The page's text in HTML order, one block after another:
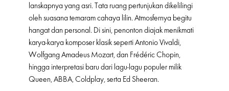
lanskapnya yang asri. Tata ruang pertunjukan dikelilingi
oleh suasana temaram cahaya lilin. Atmosfernya begitu
hangat dan personal. Di sini, penonton diajak menikmati
karya-karya komposer klasik seperti Antonio Vivaldi,
Wolfgang Amadeus Mozart, dan Frédéric Chopin,
hingga interpretasi baru dari lagu-lagu populer milik
Queen, ABBA, Coldplay, serta Ed Sheeran.